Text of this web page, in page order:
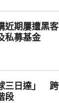
近期屢遭黑客
募基金
三日達」 跨
段